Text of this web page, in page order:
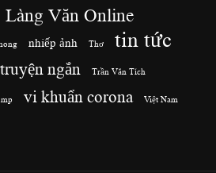
Làng Văn Online
nhiếp ảnh Thơ tin tức
truyện ngắn Trần Văn Tích
vi khuẩn corona Việt Nam